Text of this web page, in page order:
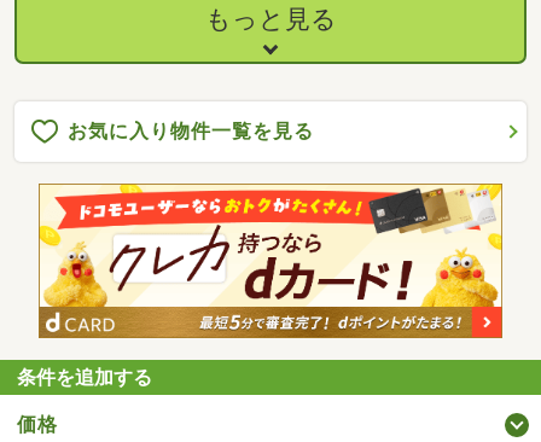
もっと見る
お気に入り物件一覧を見る
条件を追加する
価格